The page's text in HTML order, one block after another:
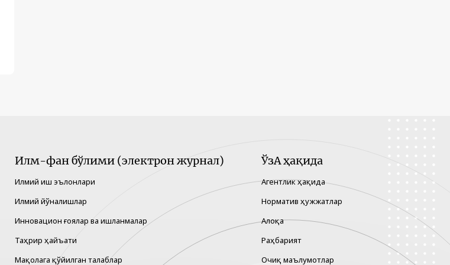
Илм-фан бўлими (электрон журнал)
Илмий иш эълонлари
Илмий йўналишлар
Инновацион ғоялар ва ишланмалар
Таҳрир ҳайъати
Мақолага қўйилган талаблар
ЎзА ҳақида
Агентлик ҳақида
Норматив ҳужжатлар
Алоқа
Раҳбарият
Очиқ маълумотлар